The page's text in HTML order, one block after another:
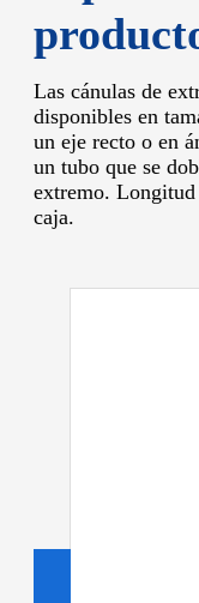
Las cánulas de
disponibles en
un eje recto o en
un tubo que se
extremo.
caja.